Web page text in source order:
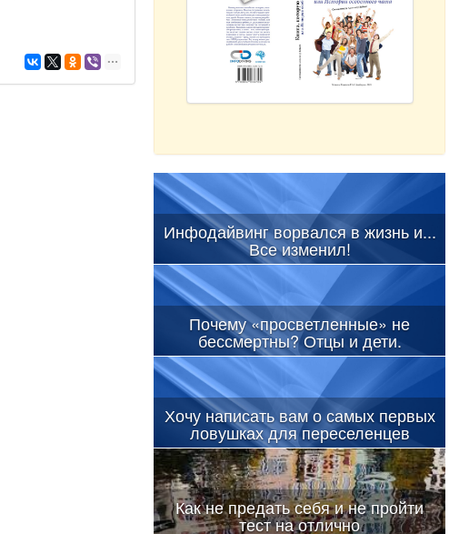
Инфодайвинг ворвался в жизнь и...
Все изменил!
Почему «просветленные» не
бессмертны? Отцы и дети.
Хочу написать вам о самых первых
ловушках для переселенцев
Как не предать себя и не пройти
тест на отлично